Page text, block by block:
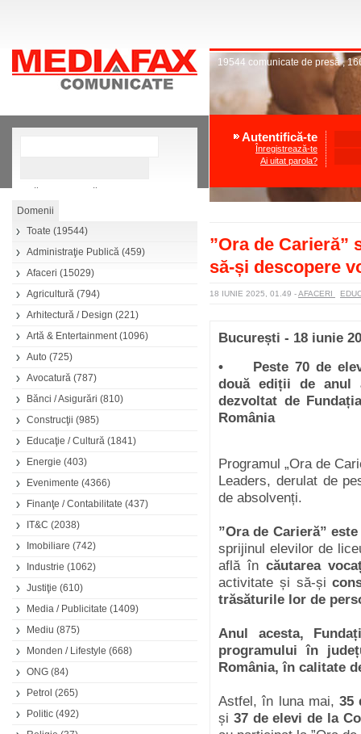
Căutare avansată
Toate (19544)
Administraţie Publică (459)
Afaceri (15029)
Agricultură (794)
Arhitectură / Design (221)
Artă & Entertainment(1096)
Auto (725)
Avocatură (787)
Bănci / Asigurări (810)
Construcţii (985)
Educaţie / Cultură (1841)
Energie (403)
Evenimente (4366)
Finanţe / Contabilitate (437)
IT&C (2038)
Imobiliare (742)
Industrie (1062)
Justiţie (610)
Media / Publicitate (1409)
Mediu (875)
Monden / Lifestyle (668)
ONG (84)
Petrol (265)
Politic (492)
19544 comunicate de presă,
Autentifică-te
Înregistrează-te
Ai uitat parola?
”Ora de Carieră”
să-și descopere
18 IUNIE 2025, 01.49 -AFACERI
București - 18 iunie
•
Peste 70 de
două ediții de anul
dezvoltat de
România
Programul „Ora de
Leaders, derulat de
de absolvenți.
”Ora de Carieră”
sprijinul elevilor de
află în căutarea
activitate și să-și
trăsăturile lor de
Anul acesta,
programului în
România, în calitate
Astfel, în luna mai, 35
și 37 de elevi de la